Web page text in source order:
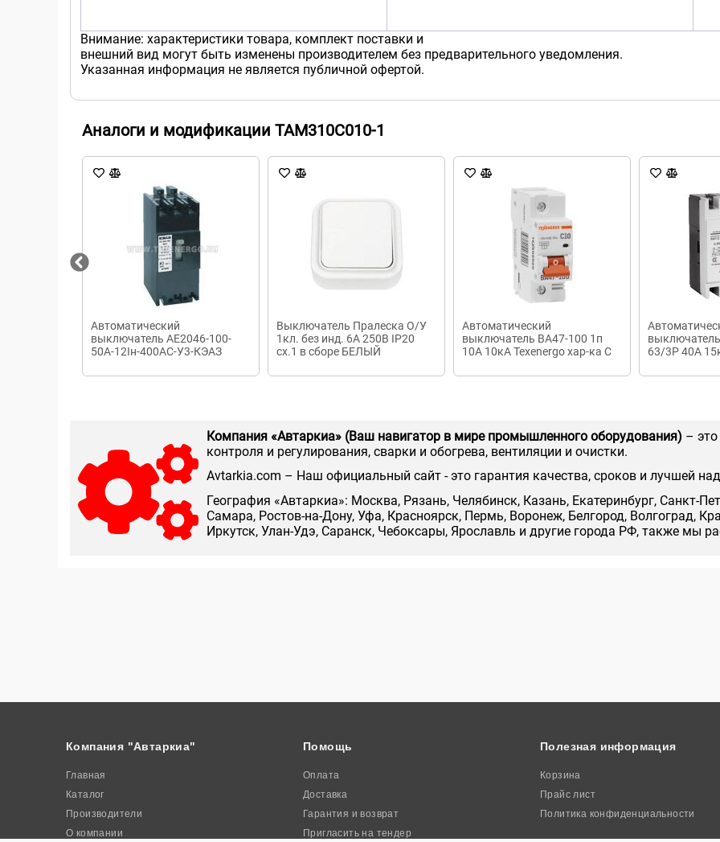
Внимание: характеристики товара, комплект поставки и
внешний вид могут быть изменены производителем без предварительного уведомления.
Указанная информация не является публичной офертой.
Аналоги и модификации TAM310C010-1
Автоматический
выключатель АЕ2046-100-
50А-12Iн-400AC-У3-КЭАЗ
Выключатель Пралеска О/У
1кл. без инд. 6А 250В IP20
сх.1 в сборе БЕЛЫЙ
Автоматический
выключатель ВА47-100 1п
10А 10кА Texenergo хар-ка С
63/3P 40А
Компания «Автаркиа» (Ваш навигатор в мире промышленного оборудования) –
контроля и регулирования, сварки и обогрева, вентиляции и очистки.
Аvtarkia.com – Наш официальный сайт - это гарантия качества, сроков и лучшей
География «Автаркиа»: Москва, Рязань, Челябинск, Казань, Екатеринбург, Санкт-
Самара, Ростов-на-Дону, Уфа, Красноярск, Пермь, Воронеж, Белгород, Волгоград,
Иркутск, Улан-Удэ, Саранск, Чебоксары, Ярославль и другие города РФ, также мы
Компания "Автаркиа"
Главная
Каталог
Производители
О компании
Помощь
Оплата
Доставка
Гарантия и возврат
Пригласить на тендер
Полезная информация
Корзина
Прайс лист
Политика конфиденциальности